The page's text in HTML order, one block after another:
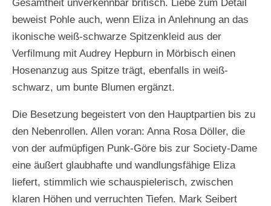
Gesamtheit unverkennbar britisch. Liebe zum Detail
beweist Pohle auch, wenn Eliza in Anlehnung an das
ikonische weiß-schwarze Spitzenkleid aus der
Verfilmung mit Audrey Hepburn in Mörbisch einen
Hosenanzug aus Spitze trägt, ebenfalls in weiß-
schwarz, um bunte Blumen ergänzt.
Die Besetzung begeistert von den Hauptpartien bis zu
den Nebenrollen. Allen voran: Anna Rosa Döller, die
von der aufmüpfigen Punk-Göre bis zur Society-Dame
eine äußert glaubhafte und wandlungsfähige Eliza
liefert, stimmlich wie schauspielerisch, zwischen
klaren Höhen und verruchten Tiefen. Mark Seibert